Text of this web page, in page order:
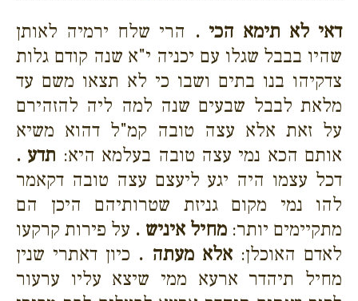
דאי לא תימא הכי . הרי שלח ירמיה לאותן
שהיו בבבל שגלו עם יכניה י"א שנה קודם גלות
צדקיהו בנו בתים ושבו כי לא תצאו משם עד
מלאת לבבל שבעים שנה למה ליה להזהירם
על זאת אלא עצה טובה קמ"ל דהוא משיא
אותם הכא נמי עצה טובה בעלמא היא: תדע .
דכל עצמו היה יגע ליעצם עצה טובה דקאמר
להו נמי מקום גניזת שטרותיהם היכן הם
מתקיימים יותר:מחיל איניש . על פירות קרקעו
לאדם האוכלן:אלא מעתה . כיון דאתרי שנין
מחיל תיהדר ארעא ממי שיצא עליו ערעור